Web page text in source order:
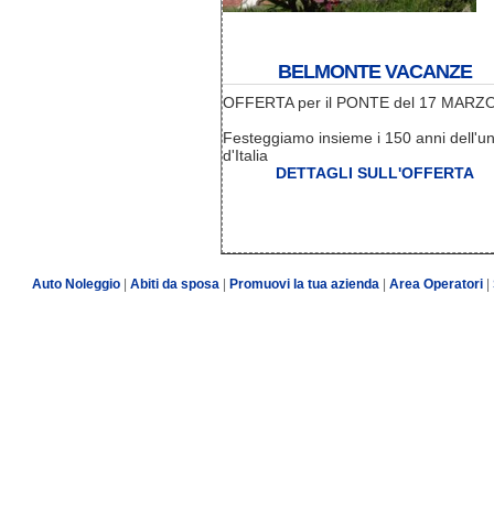
BELMONTE VACANZE
OFFERTA per il PONTE del 17
Festeggiamo insieme i 150 anni
d'Italia
DETTAGLI SULL'OFFERTA
Auto Noleggio| Abiti da sposa| Promuovi la tua azienda Area Operatori